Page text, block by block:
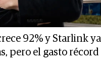
92% y Starlink
pero el gasto